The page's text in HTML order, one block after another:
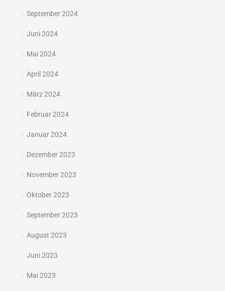
September 2024
Juni 2024
Mai 2024
April 2024
März 2024
Februar 2024
Januar 2024
Dezember 2023
November 2023
Oktober 2023
September 2023
August 2023
Juni 2023
Mai 2023